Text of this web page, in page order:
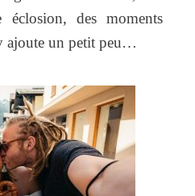
éclosion, des moments
ajoute un petit peu…